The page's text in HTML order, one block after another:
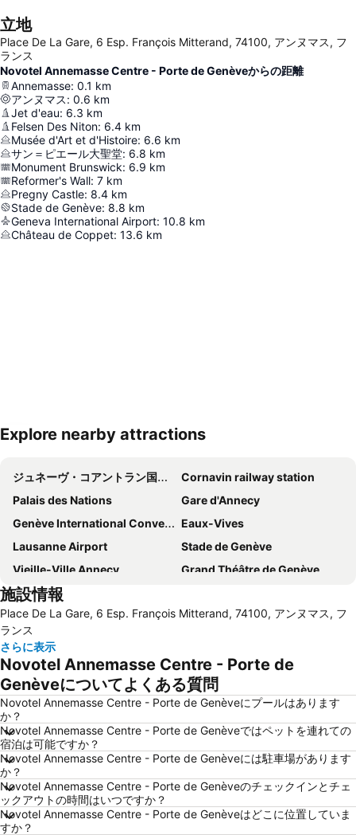
立地
Place De La Gare, 6 Esp. François Mitterand, 74100, アンヌマス, フ
ランス
Novotel Annemasse Centre - Porte de Genèveからの距離
Annemasse: 0.1 km
アンヌマス: 0.6 km
Jet d'eau: 6.3 km
Felsen Des Niton: 6.4 km
Musée d'Art et d'Histoire: 6.6 km
サン＝ピエール大聖堂: 6.8 km
Monument Brunswick: 6.9 km
Reformer's Wall: 7 km
Pregny Castle: 8.4 km
Stade de Genève: 8.8 km
Geneva International Airport: 10.8 km
Château de Coppet: 13.6 km
地図を拡大
Explore nearby attractions
ジュネーヴ・コアントラン国際空港
Cornavin railway station
Palais des Nations
Gare d'Annecy
Genève International Convention Centre
Eaux-Vives
Lausanne Airport
Stade de Genève
Vieille-Ville Annecy
Grand Théâtre de Genève
Plainpalais
CERN
Lac Léman
Natural history museum
Annecy cinéma italien
Noël des Alpes
Sous-Gare - Ouchy
Champel
Pâquis
Promenade des Bastions
Maison du Parc du Haut-Jura
Jardins de l'Europe
La Clusaz
Les Jardins Secrets
Station Lausanne
施設情報
Place De La Gare, 6 Esp. François Mitterand, 74100, アンヌマス, フ
ランス
さらに表示
Novotel Annemasse Centre - Porte de
Genèveについてよくある質問
Novotel Annemasse Centre - Porte de Genèveにプールはあります
か？
Novotel Annemasse Centre - Porte de Genèveではペットを連れての
宿泊は可能ですか？
Novotel Annemasse Centre - Porte de Genèveには駐車場があります
か？
Novotel Annemasse Centre - Porte de Genèveのチェックインとチェ
ックアウトの時間はいつですか？
Novotel Annemasse Centre - Porte de Genèveはどこに位置していま
すか？